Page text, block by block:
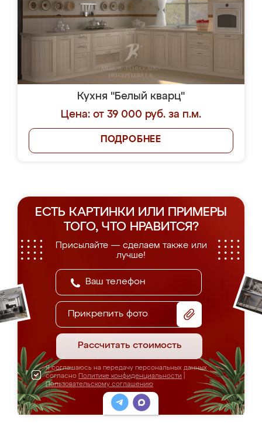
Кухня "Белый кварц"
Цена: от 39 000 руб. за п.м.
ПОДРОБНЕЕ
ЕСТЬ КАРТИНКИ ИЛИ ПРИМЕРЫ
ТОГО, ЧТО НРАВИТСЯ?
Присылайте — сделаем также или
лучше!
Прикрепить фото
Рассчитать стоимость
Я соглашаюсь на передачу персональных данных
согласно Политике конфиденциальности
Пользовательскому соглашению